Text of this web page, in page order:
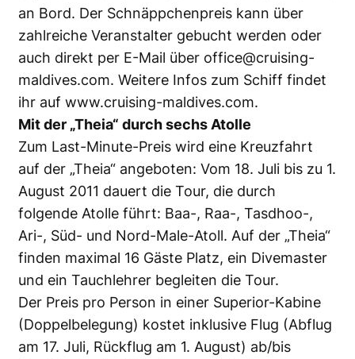
an Bord. Der Schnäppchenpreis kann über
zahlreiche Veranstalter gebucht werden oder
auch direkt per E-Mail über office@cruising-
maldives.com. Weitere Infos zum Schiff findet
ihr auf www.cruising-maldives.com.
Mit der „Theia“ durch sechs Atolle
Zum Last-Minute-Preis wird eine Kreuzfahrt
auf der „Theia“ angeboten: Vom 18. Juli bis zu 1.
August 2011 dauert die Tour, die durch
folgende Atolle führt: Baa-, Raa-, Tasdhoo-,
Ari-, Süd- und Nord-Male-Atoll. Auf der „Theia“
finden maximal 16 Gäste Platz, ein Divemaster
und ein Tauchlehrer begleiten die Tour.
Der Preis pro Person in einer Superior-Kabine
(Doppelbelegung) kostet inklusive Flug (Abflug
am 17. Juli, Rückflug am 1. August) ab/bis